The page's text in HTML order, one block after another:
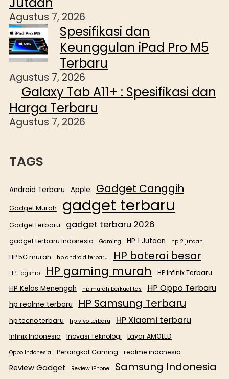
Agustus 7, 2026
Spesifikasi dan
Keunggulan iPad Pro M5
Terbaru
Agustus 7, 2026
Galaxy Tab A11+ : Spesifikasi dan
Harga Terbaru
Agustus 7, 2026
TAGS
Android Terbaru Apple Gadget Canggih
Gadget Murah gadget terbaru
GadgetTerbaru gadget terbaru 2026
gadget terbaru Indonesia Gaming HP 1 Jutaan hp 2 jutaan
HP 5G murah hp android terbaru HP baterai besar
HPFlagship HP gaming murah HP Infinix Terbaru
HP Kelas Menengah hp murah berkualitas HP Oppo Terbaru
hp realme terbaru HP Samsung Terbaru
hp tecno terbaru hp vivo terbaru HP Xiaomi terbaru
Infinix Indonesia Inovasi Teknologi Layar AMOLED
Oppo Indonesia Perangkat Gaming realme indonesia
Review Gadget Review iPhone Samsung Indonesia